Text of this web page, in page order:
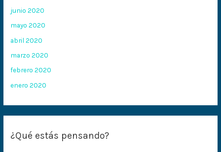
junio 2020
mayo 2020
abril 2020
marzo 2020
febrero 2020
enero 2020
¿Qué estás pensando?